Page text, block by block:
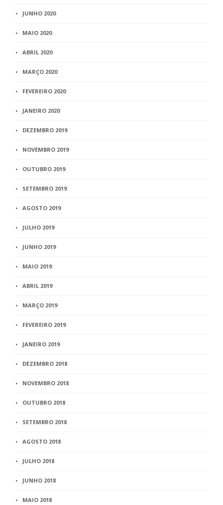
JUNHO 2020
MAIO 2020
ABRIL 2020
MARÇO 2020
FEVEREIRO 2020
JANEIRO 2020
DEZEMBRO 2019
NOVEMBRO 2019
OUTUBRO 2019
SETEMBRO 2019
AGOSTO 2019
JULHO 2019
JUNHO 2019
MAIO 2019
ABRIL 2019
MARÇO 2019
FEVEREIRO 2019
JANEIRO 2019
DEZEMBRO 2018
NOVEMBRO 2018
OUTUBRO 2018
SETEMBRO 2018
AGOSTO 2018
JULHO 2018
JUNHO 2018
MAIO 2018